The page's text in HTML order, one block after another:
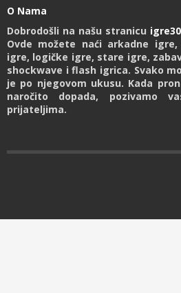
O Nama
Dobrodošli na našu stranicu
Ovde možete naći arkadne
igre, logičke igre, stare igre,
shockwave i flash igrica. Svako
je po njegovom ukusu. Kada
naročito dopada, pozivamo
prijateljima.